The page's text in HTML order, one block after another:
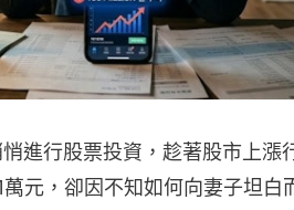
進行股票投資，趁著股市上漲
元，卻因不知如何向妻子坦白